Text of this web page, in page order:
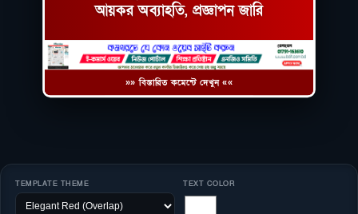
আয়কর অব্যাহতি, প্রজ্ঞাপন জারি
»» বিস্তারিত কমেন্টে দেখুন ««
TEMPLATE THEME TEXT COLOR